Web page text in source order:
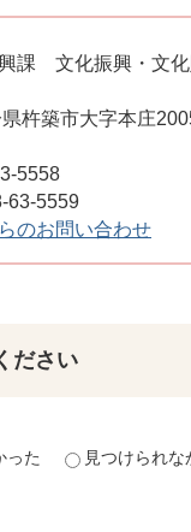
課 文化振興・文
杵築市大字本庄
5558
63-5559
のお問い合わせ
ださい
った 見つけられ